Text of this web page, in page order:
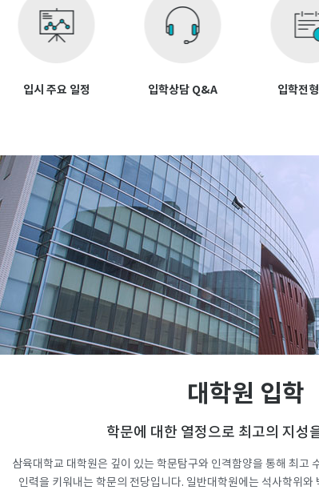
입시 주요 일정 입학상담 Q&A 입학전
대학원 입학
학문에 대한 열정으로 최고의 지성
삼육대학교 대학원은 깊이 있는 학문탐구와 인격함양을 통해 최고
인력을 키워내는 학문의 전당입니다. 일반대학원에는 석사학위